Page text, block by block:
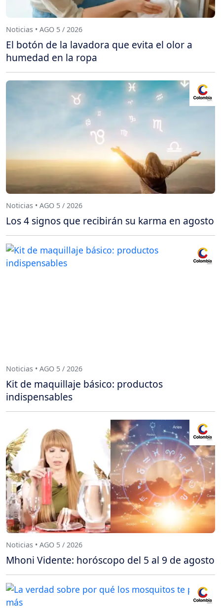
Noticias • AGO 5 / 2026
El botón de la lavadora que evita el olor a
humedad en la ropa
Noticias • AGO 5 / 2026
Los 4 signos que recibirán su karma en agosto
Noticias • AGO 5 / 2026
Kit de maquillaje básico: productos
indispensables
Noticias • AGO 5 / 2026
Mhoni Vidente: horóscopo del 5 al 9 de agosto